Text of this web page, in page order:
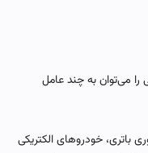
را می‌توان به چند عامل
باتری، خودروهای الکتریکی